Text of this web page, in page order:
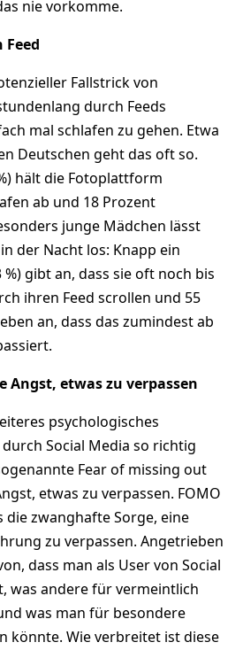
nie vorkomme.
Feed
Fallstrick von
durch Feeds
mal schlafen zu gehen. Etwa
Deutschen geht das oft so.
hält die Fotoplattform
ab und 18 Prozent
junge Mädchen lässt
der Nacht los: Knapp ein
gibt an, dass sie oft noch bis
ihren Feed scrollen und 55
an, dass das zumindest ab
Angst, etwas zu verpassen
psychologisches
Social Media so richtig
Fear of missing out
etwas zu verpassen. FOMO
zwanghafte Sorge, eine
zu verpassen. Angetrieben
dass man als User von Social
was andere für vermeintlich
was man für besondere
könnte. Wie verbreitet ist diese